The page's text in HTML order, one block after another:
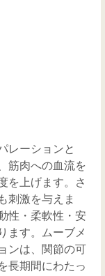
レーションと
筋肉への血流を
を上げます。さ
刺激を与えま
性・柔軟性・安
ます。ムーブメ
ンは、関節の可
長期間にわたっ